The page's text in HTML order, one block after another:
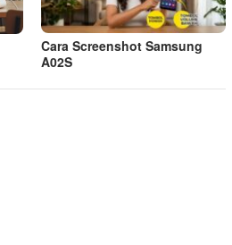
Cara Screenshot Samsung
A02S